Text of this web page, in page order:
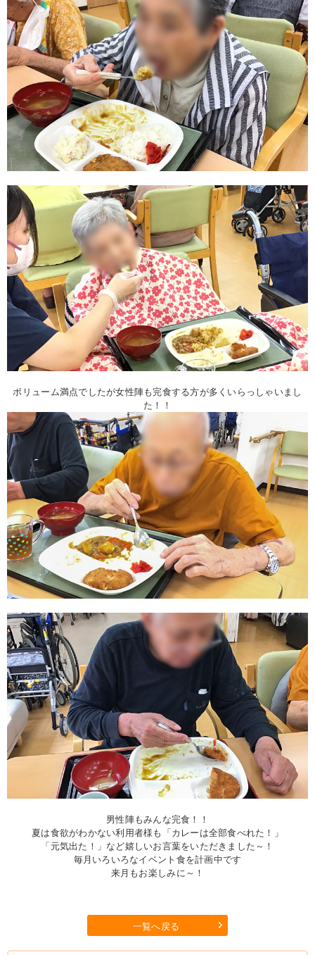
ボリューム満点でしたが女性陣も完食する方が多くいらっしゃいまし
た！！
男性陣もみんな完食！！
夏は食欲がわかない利用者様も「カレーは全部食べれた！」
「元気出た！」など嬉しいお言葉をいただきました～！
毎月いろいろなイベント食を計画中です
来月もお楽しみに～！
一覧へ戻る